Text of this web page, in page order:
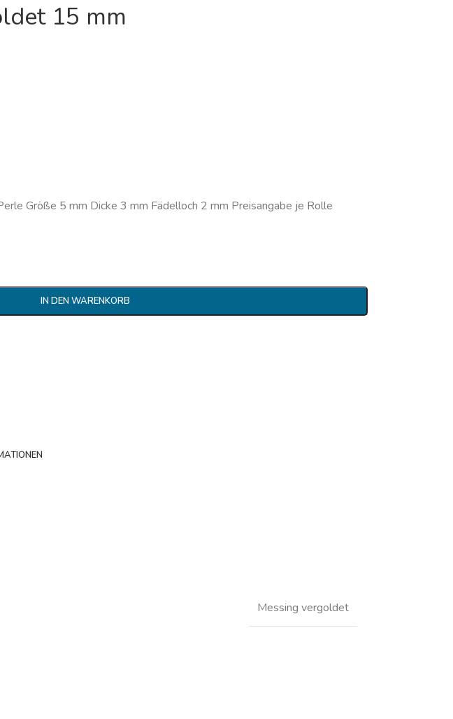
15 mm
Größe 5 mm Dicke 3 mm Fädelloch 2 mm Preisangabe je Rolle
IN DEN WARENKORB
Messing vergoldet